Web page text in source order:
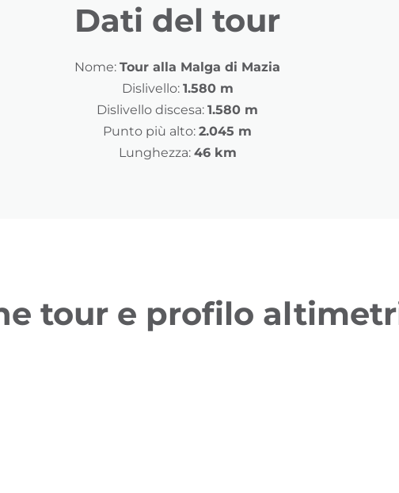
Dati del tour
Nome: Tour alla Malga di Mazia
Dislivello: 1.580 m
Dislivello discesa: 1.580 m
Punto più alto: 2.045 m
Lunghezza: 46 km
tour e profilo